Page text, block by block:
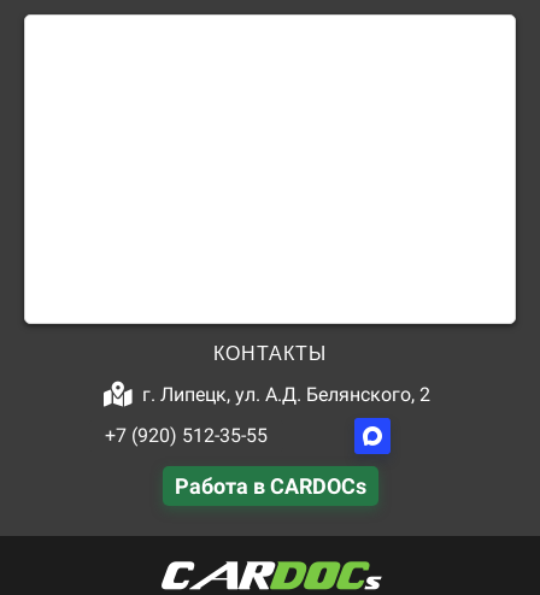
КОНТАКТЫ
г. Липецк, ул. А.Д. Белянского, 2
+7 (920) 512-35-55
Работа в CARDOCs